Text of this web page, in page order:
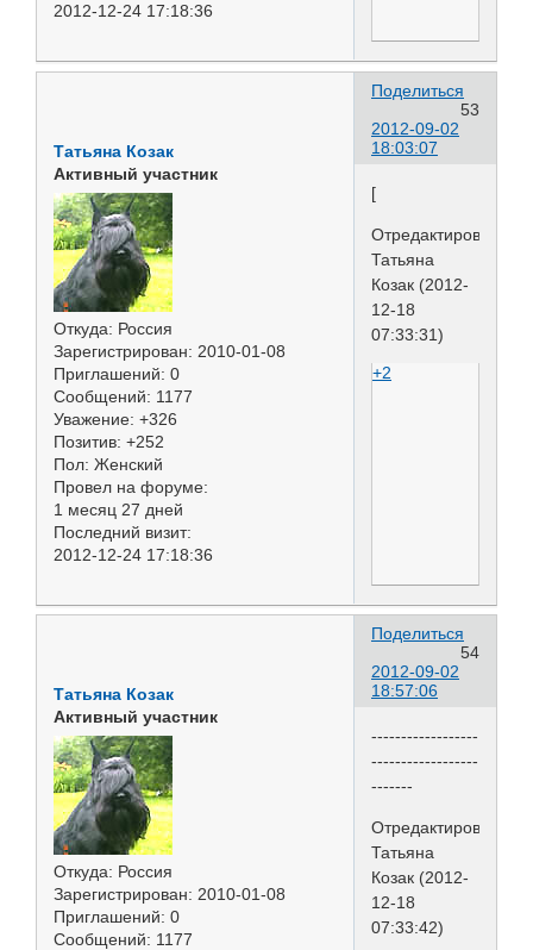
2012-12-24 17:18:36
Поделиться
53
2012-09-02
18:03:07
Татьяна Козак
Активный участник
Откуда: Россия
Зарегистрирован: 2010-01-08
Приглашений: 0
Сообщений: 1177
Уважение: +326
Позитив: +252
Пол: Женский
Провел на форуме:
1 месяц 27 дней
Последний визит:
2012-12-24 17:18:36
[
Отредактировано
Татьяна
Козак (2012-
12-18
07:33:31)
+2
Поделиться
54
2012-09-02
18:57:06
Татьяна Козак
Активный участник
Откуда: Россия
Зарегистрирован: 2010-01-08
Приглашений: 0
Сообщений: 1177
------------------
------------------
-------
Отредактировано
Татьяна
Козак (2012-
12-18
07:33:42)